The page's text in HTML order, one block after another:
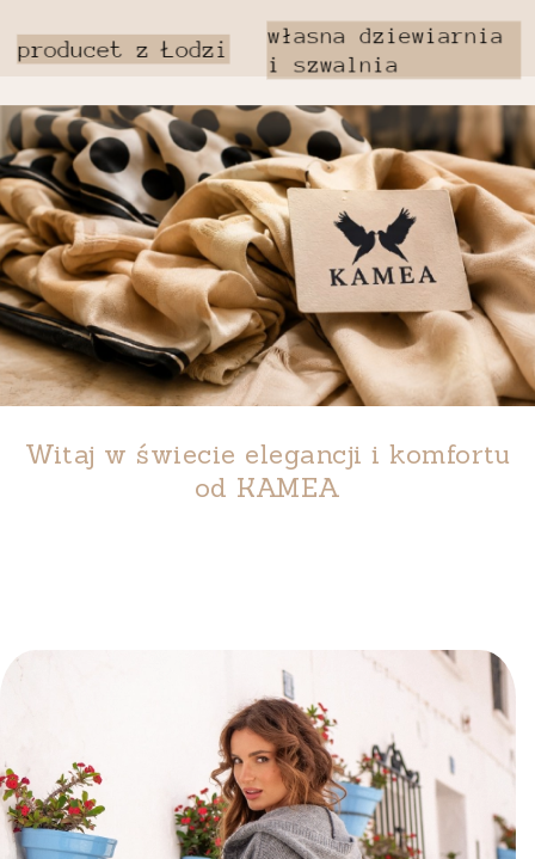
Witaj w świecie elegancji i komfortu
od KAMEA